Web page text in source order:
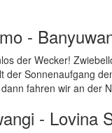
-
der Wecker!
der Sonnenaufgang
fahren wir an der
- Lovina